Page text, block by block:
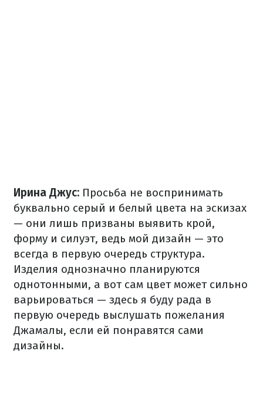
Ирина Джус: Просьба не воспринимать
буквально серый и белый цвета на эскизах
— они лишь призваны выявить крой,
форму и силуэт, ведь мой дизайн — это
всегда в первую очередь структура.
Изделия однозначно планируются
однотонными, а вот сам цвет может сильно
варьироваться — здесь я буду рада в
первую очередь выслушать пожелания
Джамалы, если ей понравятся сами
дизайны.